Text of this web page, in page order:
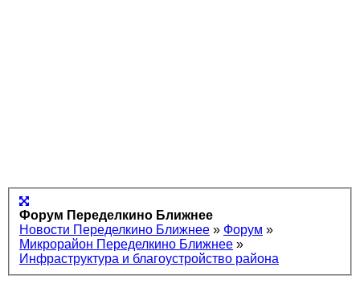
Форум Переделкино Ближнее
Новости Переделкино Ближнее » Форум »
Микрорайон Переделкино Ближнее »
Инфраструктура и благоустройство района